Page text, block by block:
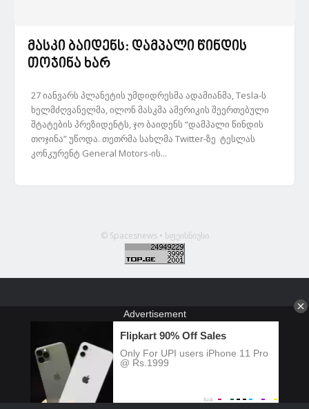
მასკი ბაიდენს: დამპალი წინდის
თოჯინა ხარ
27 იანვარს პლანეტის უმდიდრესმა ადამიანმა, Tesla-ს
ხელმძღვანელმა, ილონ მასკმა ამერიკის შეერთებული
შტატების პრეზიდენტს, ჯო ბაიდენს “დამპალი წინდის
თოჯინა” უწოდა. თეთრმა სახლმა Twitter-ზე ტესლას
კონკურენტ General Motors-ის...
© Spacesnews • სფეისნიუსი